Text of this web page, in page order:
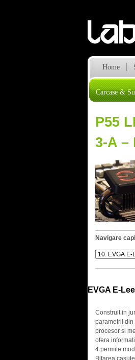
Home
Carcase &
P55
3-A –
Navigare
EVGA E-
Construit in
parametrii din
procesor si
ofera
4 permite